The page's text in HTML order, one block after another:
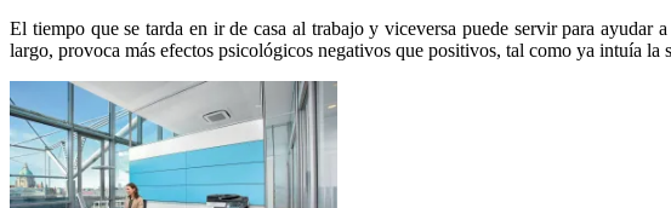
El tiempo que se tarda en ir de casa al trabajo y viceversa puede servir para ayudar
largo, provoca más efectos psicológicos negativos que positivos, tal como ya intuía